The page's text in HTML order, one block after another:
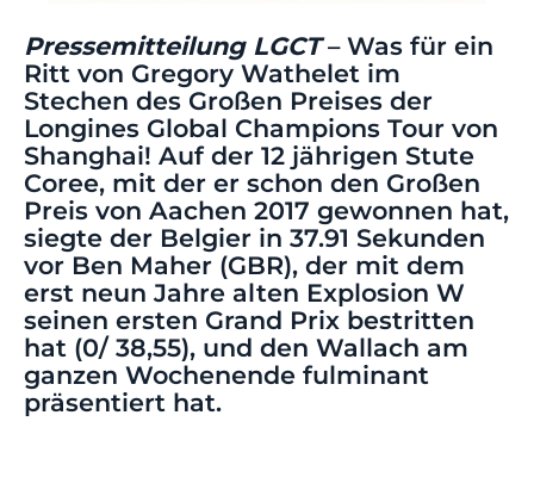
Pressemitteilung LGCT – Was für ein
Ritt von Gregory Wathelet im
Stechen des Großen Preises der
Longines Global Champions Tour von
Shanghai! Auf der 12 jährigen Stute
Coree, mit der er schon den Großen
Preis von Aachen 2017 gewonnen hat,
siegte der Belgier in 37.91 Sekunden
vor Ben Maher (GBR), der mit dem
erst neun Jahre alten Explosion W
seinen ersten Grand Prix bestritten
hat (0/ 38,55), und den Wallach am
ganzen Wochenende fulminant
präsentiert hat.